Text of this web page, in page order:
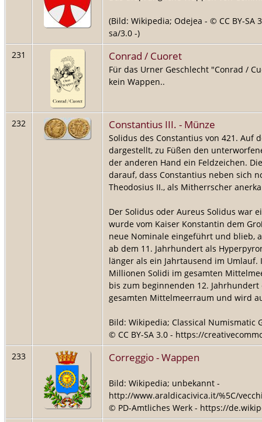
(Bild: Wikipedia; Odejea - © CC BY-
sa/3.0 -)
231
Conrad / Cuoret
Für das Urner Geschlecht "Conrad /
kein Wappen..
232 Constantius III. - Münze
Solidus des Constantius von 421. Auf
dargestellt, zu Füßen den
der anderen Hand ein Feldzeichen.
darauf, dass Constantius neben sich
Theodosius II., als Mitherrscher
Der Solidus oder Aureus Solidus war
wurde vom Kaiser Konstantin dem
neue Nominale eingeführt und blieb,
ab dem 11. Jahrhundert als
länger als ein Jahrtausend im
Millionen Solidi im gesamten
bis zum beginnenden 12.
gesamten Mittelmeerraum und wird
Bild: Wikipedia; Classical Numismatic
© CC BY-SA 3.0 - https://
233
Correggio - Wappen
Bild: Wikipedia; unbekannt -
http://www.araldicacivica.it/%5C/
© PD-Amtliches Werk - https://